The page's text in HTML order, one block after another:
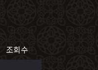
조회수